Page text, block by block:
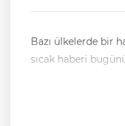
Bazı ülkelerde bir
sıcak haberi